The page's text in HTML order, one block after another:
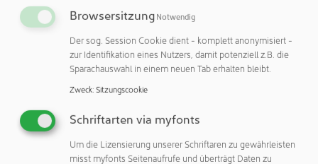
Für Einsatzgebiete mit besonderen Ansprüchen wie etwa
einer Montage an bereits vorhandene Halterungen von
Altgeräten von Drittanbietern bietet CAITRON des
Weiteren ein Portfolio individualisierter Lösungen für eine
optimale Implementierung in die Labor- oder
Produktionsumgebung.
Michael Hirt: „Das Tragarmsystem deckt praktisch alle
Einsatzszenarien, wie wir sie in Reinraumumgebungen
antreffen, ab – von Wand- und Deckenmontagen bis hin
Browsersitzung Notwendig
Der sog. Session Cookie dient - komplett anonymisiert -
zur Identifikation eines Nutzers, damit potenziell z.B. die
Sparachauswahl in einem neuen Tab erhalten bleibt.
Zweck: Sitzungscookie
Schriftarten via myfonts
Um die Lizensierung unserer Schriftaren zu gewährleisten
misst myfonts Seitenaufrufe und überträgt Daten zu